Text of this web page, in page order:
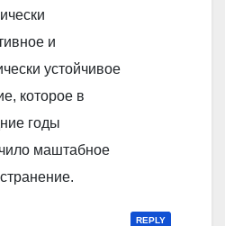
и
устойчивое
которое в
годы
маштабное
REPLY